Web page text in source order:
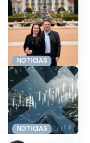
NOTICIAS
NOTICIAS